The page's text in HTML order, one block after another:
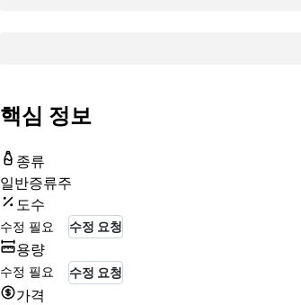
핵심 정보
종류
일반증류주
도수
수정 필요 수정 요청
용량
수정 필요 수정 요청
가격